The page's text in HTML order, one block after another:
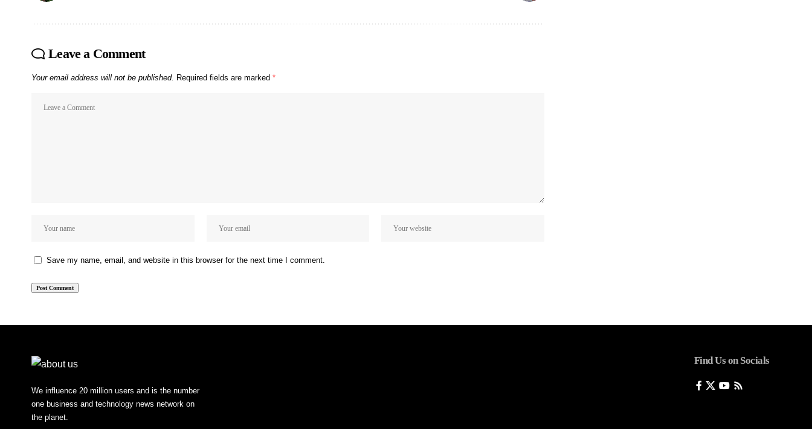
Leave a Comment
Your email address will not be published. Required fields are marked *
Save my name, email, and website in this browser for the next time I comment.
We influence 20 million users and is the number
one business and technology news network on
the planet.
Find Us on Socials